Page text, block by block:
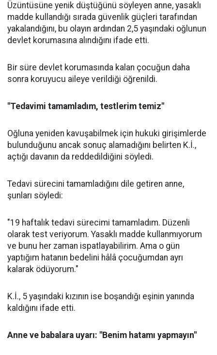
Üzüntüsüne yenik düştüğünü söyleyen anne, yasaklı
madde kullandığı sırada güvenlik güçleri tarafından
yakalandığını, bu olayın ardından 2,5 yaşındaki oğlunun
devlet korumasına alındığını ifade etti.
Bir süre devlet korumasında kalan çocuğun daha
sonra koruyucu aileye verildiği öğrenildi.
"Tedavimi tamamladım, testlerim temiz"
Oğluna yeniden kavuşabilmek için hukuki girişimlerde
bulunduğunu ancak sonuç alamadığını belirten K.İ.,
açtığı davanın da reddedildiğini söyledi.
Tedavi sürecini tamamladığını dile getiren anne,
şunları söyledi:
"19 haftalık tedavi sürecimi tamamladım. Düzenli
olarak test veriyorum. Yasaklı madde kullanmıyorum
ve bunu her zaman ispatlayabilirim. Ama o gün
yaptığım hatanın bedelini hâlâ çocuğumdan ayrı
kalarak ödüyorum."
K.İ., 5 yaşındaki kızının ise boşandığı eşinin yanında
kaldığını ifade etti.
Anne ve babalara uyarı: "Benim hatamı yapmayın"